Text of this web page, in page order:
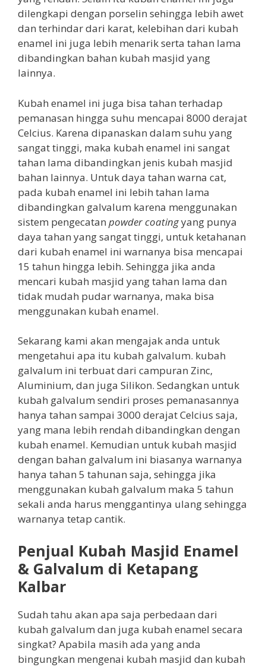
dilengkapi dengan porselin sehingga lebih awet
dan terhindar dari karat, kelebihan dari kubah
enamel ini juga lebih menarik serta tahan lama
dibandingkan bahan kubah masjid yang
lainnya.
Kubah enamel ini juga bisa tahan terhadap
pemanasan hingga suhu mencapai 8000 derajat
Celcius. Karena dipanaskan dalam suhu yang
sangat tinggi, maka kubah enamel ini sangat
tahan lama dibandingkan jenis kubah masjid
bahan lainnya. Untuk daya tahan warna cat,
pada kubah enamel ini lebih tahan lama
dibandingkan galvalum karena menggunakan
sistem pengecatan powder coatingyang punya
daya tahan yang sangat tinggi, untuk ketahanan
dari kubah enamel ini warnanya bisa mencapai
15 tahun hingga lebih. Sehingga jika anda
mencari kubah masjid yang tahan lama dan
tidak mudah pudar warnanya, maka bisa
menggunakan kubah enamel.
Sekarang kami akan mengajak anda untuk
mengetahui apa itu kubah galvalum. kubah
galvalum ini terbuat dari campuran Zinc,
Aluminium, dan juga Silikon. Sedangkan untuk
kubah galvalum sendiri proses pemanasannya
hanya tahan sampai 3000 derajat Celcius saja,
yang mana lebih rendah dibandingkan dengan
kubah enamel. Kemudian untuk kubah masjid
dengan bahan galvalum ini biasanya warnanya
hanya tahan 5 tahunan saja, sehingga jika
menggunakan kubah galvalum maka 5 tahun
sekali anda harus menggantinya ulang sehingga
warnanya tetap cantik.
Penjual Kubah Masjid Enamel
& Galvalum di Ketapang
Kalbar
Sudah tahu akan apa saja perbedaan dari
kubah galvalum dan juga kubah enamel secara
singkat? Apabila masih ada yang anda
bingungkan mengenai kubah masjid dan kubah